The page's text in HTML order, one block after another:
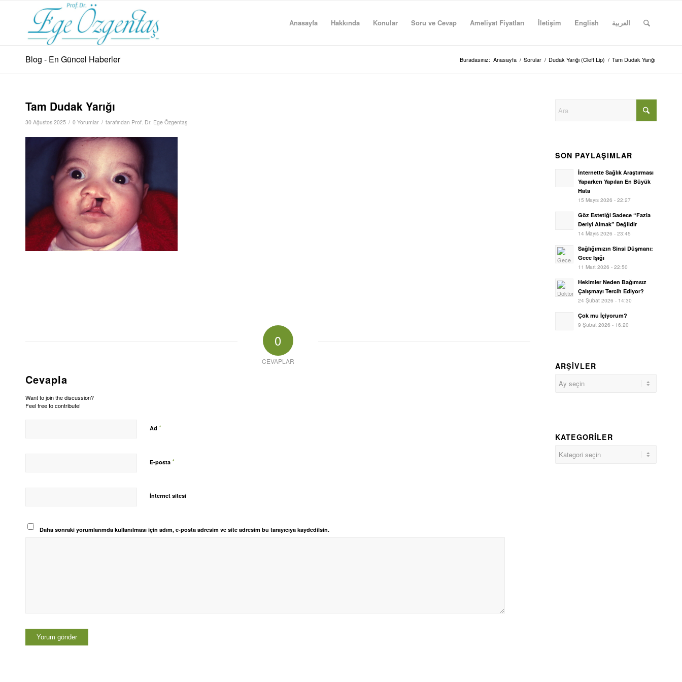
Anasayfa Hakkında Konular Soru ve Cevap Ameliyat Fiyatları İletişim English العربية
Blog - En Güncel Haberler Buradasınız: Anasayfa / Sorular / Dudak Yarığı (Cleft Lip) / Tam Dudak Yarığı
Tam Dudak Yarığı
30 Ağustos 2025 / 0 Yorumlar / tarafından Prof. Dr. Ege Özgentaş
0
CEVAPLAR
Cevapla
Want to join the discussion?
Feel free to contribute!
Ad *
E-posta *
İnternet sitesi
Daha sonraki yorumlarımda kullanılması için adım, e-posta adresim ve site adresim bu tarayıcıya kaydedilsin.
SON PAYLAŞIMLAR
İnternette Sağlık Araştırması
Yaparken Yapılan En Büyük
Hata
15 Mayıs 2026 - 22:27
Göz Estetiği Sadece “Fazla
Deriyi Almak” Değildir
14 Mayıs 2026 - 23:45
Sağlığımızın Sinsi Düşmanı:
Gece Işığı
11 Mart 2026 - 22:50
Hekimler Neden Bağımsız
Çalışmayı Tercih Ediyor?
24 Şubat 2026 - 14:30
Çok mu İçiyorum?
9 Şubat 2026 - 16:20
ARŞIVLER
KATEGORILER